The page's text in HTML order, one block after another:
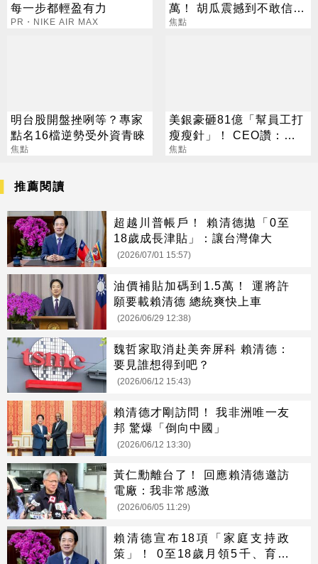
每一步都輕盈有力
PR・NIKE AIR MAX
萬！ 胡瓜震撼到不敢信：
比股票賺得兇
焦點
明台股開盤挫咧等？專家
點名16檔逆勢受外資青睞
焦點
美銀豪砸81億「幫員工打
瘦瘦針」！ CEO讚：一
項值得的投資
焦點
推薦閱讀
超越川普帳戶！ 賴清德拋「0至
18歲成長津貼」：讓台灣偉大
(2026/07/01 15:57)
油價補貼加碼到1.5萬！ 運將許
願要載賴清德 總統爽快上車
(2026/06/29 12:38)
魏哲家取消赴美奔屏科 賴清德：
要見誰想得到吧？
(2026/06/12 15:43)
賴清德才剛訪問！ 我非洲唯一友
邦 驚爆「倒向中國」
(2026/06/12 13:30)
黃仁勳離台了！ 回應賴清德邀訪
電廠：我非常感激
(2026/06/05 11:29)
賴清德宣布18項「家庭支持政
策」！ 0至18歲月領5千、育兒